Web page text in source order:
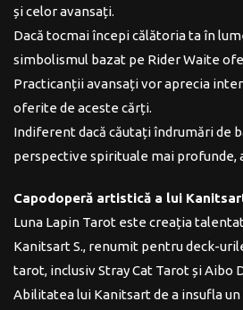
și celor avansați.
Dacă tocmai începi călătoria ta în
simbolismul bazat pe Rider Waite
Practicanții avansați vor aprecia
oferite de aceste cărți.
Indiferent dacă căutați îndrumări de
perspective spirituale mai profunde,
Capodoperă artistică a lui
Luna Lapin Tarot este creația
Kanitsart S., renumit pentru deck-
tarot, inclusiv Stray Cat Tarot și Aibo
Abilitatea lui Kanitsart de a insufla